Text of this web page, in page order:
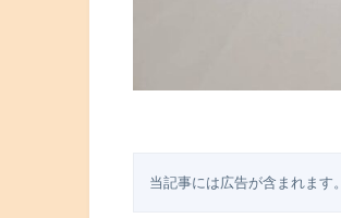
当記事には広告が含まれます。